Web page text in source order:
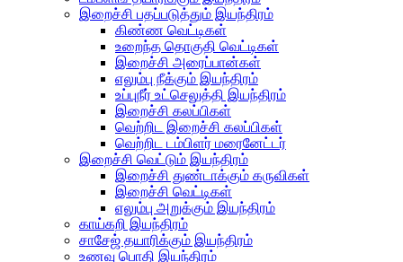
இறைச்சி பதப்படுத்தும் இயந்திரம்
கிண்ண வெட்டிகள்
உறைந்த தொகுதி வெட்டிகள்
இறைச்சி அரைப்பான்கள்
எலும்பு நீக்கும் இயந்திரம்
உப்புநீர் உட்செலுத்தி இயந்திரம்
இறைச்சி கலப்பிகள்
வெற்றிட இறைச்சி கலப்பிகள்
வெற்றிட டம்பிளர் மரைனேட்டர்
இறைச்சி வெட்டும் இயந்திரம்
இறைச்சி துண்டாக்கும் கருவிகள்
இறைச்சி வெட்டிகள்
எலும்பு அறுக்கும் இயந்திரம்
காய்கறி இயந்திரம்
சாசேஜ் தயாரிக்கும் இயந்திரம்
உணவு பொதி இயந்திரம்